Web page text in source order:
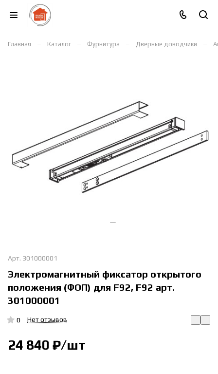
Главная – Каталог – Фурнитура – Дверные доводчики –
Арт. 301000001
Электромагнитный фиксатор открытого
положения (ФОП) для F92, F92 арт.
301000001
0 Нет отзывов
24 840 ₽/шт